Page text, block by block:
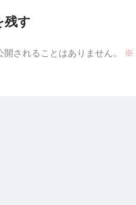
残す
開されることはありません。 ※